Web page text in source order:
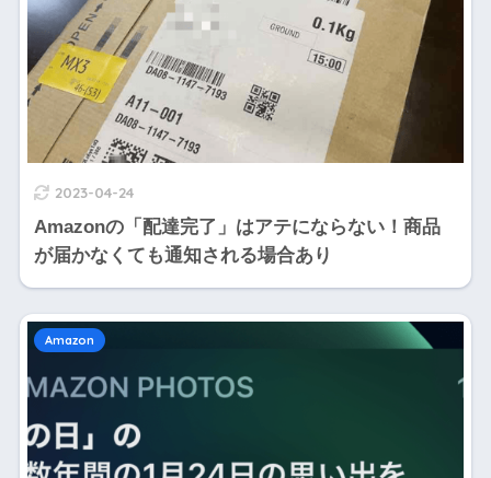
2023-04-24
Amazonの「配達完了」はアテにならない！商品
が届かなくても通知される場合あり
Amazon